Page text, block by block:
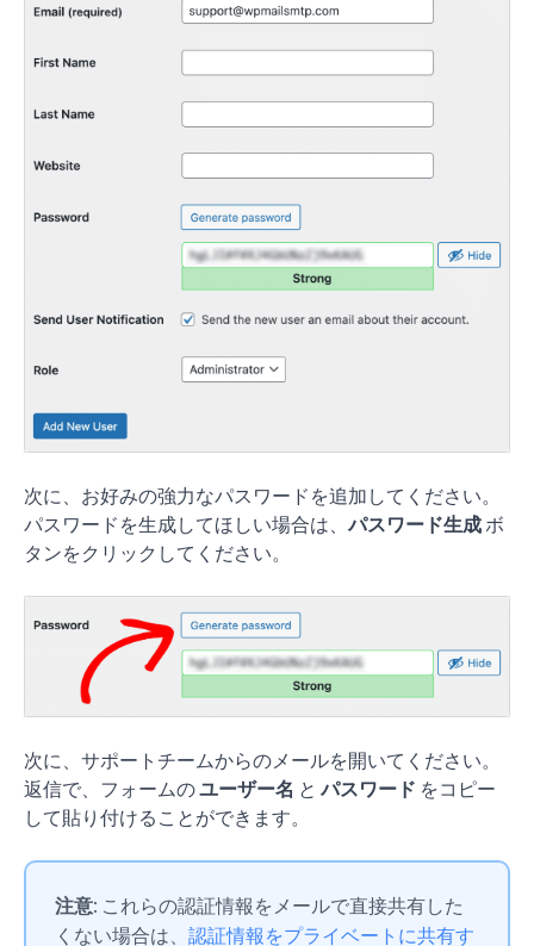
次に、お好みの強力なパスワードを追加してください。
パスワードを生成してほしい場合は、パスワード生成 ボ
タンをクリックしてください。
次に、サポートチームからのメールを開いてください。
返信で、フォームのユーザー名 とパスワード をコピー
して貼り付けることができます。
注意: これらの認証情報をメールで直接共有した
くない場合は、 認証情報をプライベートに共有す